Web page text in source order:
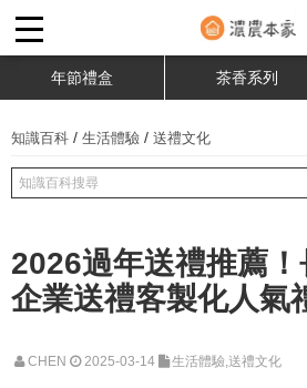
年節禮盒 茶香系列
知識百科 / 生活體驗 / 送禮文化
2026過年送禮推薦！
企業送禮客製化人氣
CHEN 2025-03-14 生活體驗,送禮文化